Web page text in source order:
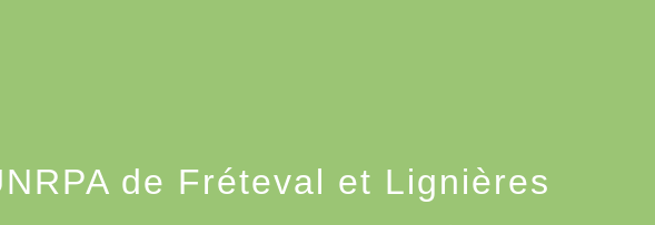
de Fréteval et Lignières